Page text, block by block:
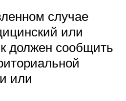
случае
или
должен сообщить
или